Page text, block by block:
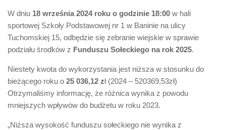
W dniu 18 września 2024 roku o godzinie 18:00 w hali
sportowej Szkoły Podstawowej nr 1 w Baninie na ulicy
Tuchomskiej 15, odbędzie się zebranie wiejskie w sprawie
podziału środków z Funduszu Sołeckiego na rok 2025.
Niestety kwota do wykorzystania jest niższa w stosunku do
bieżącego roku o 25 036,12 zł (2024 – 520369,53zł)
Otrzymaliśmy informację, że różnica wynika z powodu
mniejszych wpływów do budżetu w roku 2023.
„Niższa wysokość funduszu sołeckiego nie wynika z